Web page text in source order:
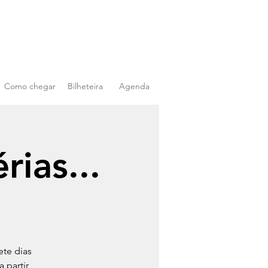
Como chegar Bilheteira Agenda
dias
partir